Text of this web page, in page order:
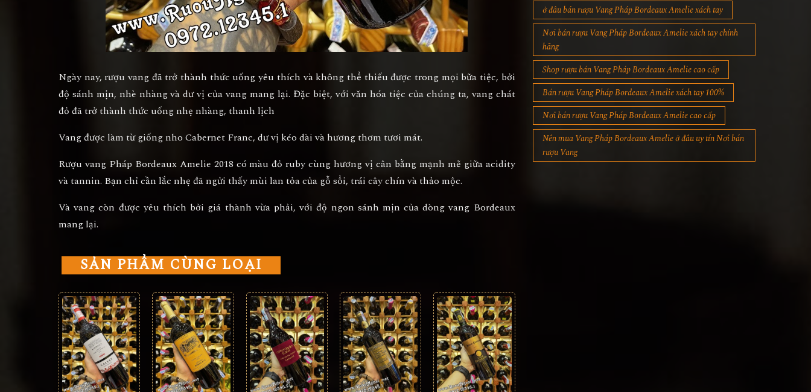
Ngày nay, rượu vang đã trở thành thức uống yêu thích và không thể thiếu được trong mọi bữa tiệc, bởi
độ sánh mịn, nhè nhàng và dư vị của vang mang lại. Đặc biệt, với văn hóa tiệc của chúng ta, vang chát
đỏ đã trở thành thức uống nhẹ nhàng, thanh lịch
Vang được làm từ giống nho Cabernet Franc, dư vị kéo dài và hương thơm tươi mát.
Rượu vang Pháp Bordeaux Amelie 2018 có màu đỏ ruby cùng hương vị cân bằng mạnh mẽ giữa acidity
và tannin. Bạn chỉ cần lắc nhẹ đã ngửi thấy mùi lan tỏa của gỗ sổi, trái cây chín và thảo mộc.
Và vang còn được yêu thích bởi giá thành vừa phải, với độ ngon sánh mịn của dòng vang Bordeaux
mang lại.
SẢN PHẨM CÙNG LOẠI
ở đâu bán rượu Vang Pháp Bordeaux Amelie xách tay
Nơi bán rượu Vang Pháp Bordeaux Amelie xách tay chính
hãng
Shop rượu bán Vang Pháp Bordeaux Amelie cao cấp
Bán rượu Vang Pháp Bordeaux Amelie xách tay 100%
Nơi bán rượu Vang Pháp Bordeaux Amelie cao cấp
Nên mua Vang Pháp Bordeaux Amelie ở đâu uy tín Nơi bán
rượu Vang